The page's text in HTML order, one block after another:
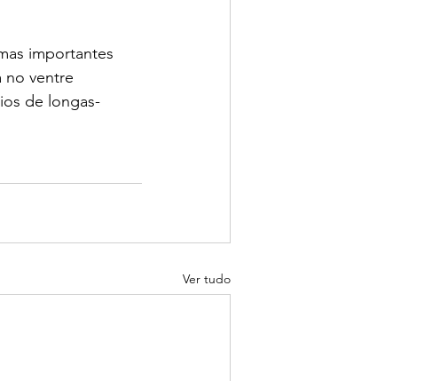
importantes
no ventre
de longas-
Ver tudo